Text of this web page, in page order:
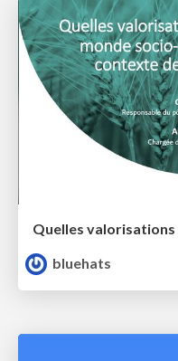
bluehats